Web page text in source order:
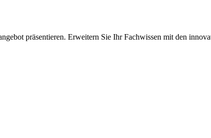
präsentieren. Erweitern Sie Ihr Fachwissen mit den